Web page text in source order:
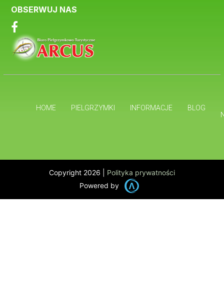
OBSERWUJ NAS
HOME PIELGRZYMKI INFORMACJE
BLOG
Copyright 2026 | Polityka prywatności
Powered by